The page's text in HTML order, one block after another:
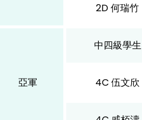
2D 何瑞竹
亞軍
中四級學生
4C 伍文欣